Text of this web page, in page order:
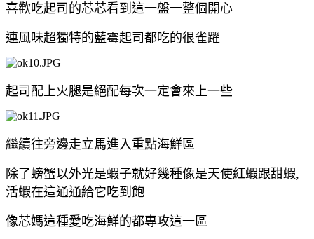
喜歡吃起司的芯芯看到這一盤一整個開心
連風味超獨特的藍霉起司都吃的很雀躍
起司配上火腿是絕配每次一定會來上一些
繼續往旁邊走立馬進入重點海鮮區
除了螃蟹以外光是蝦子就好幾種像是天使紅蝦跟甜蝦,
活蝦在這通通給它吃到飽
像芯媽這種愛吃海鮮的都專攻這一區